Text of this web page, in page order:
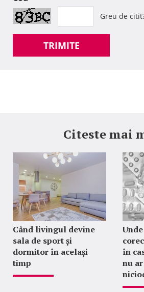
Greu de
TRIMITE
Citeste mai
Când livingul devine
sala de sport și
dormitor în același
timp
în
nu